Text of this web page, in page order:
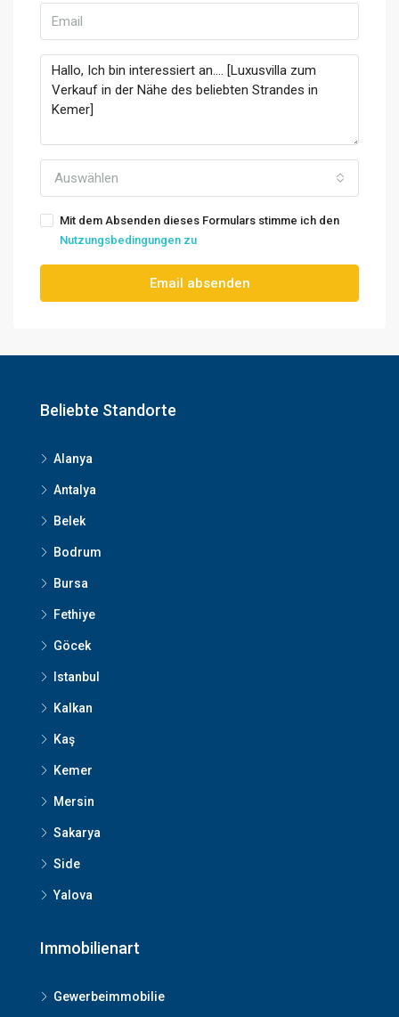
Auswählen
Mit dem Absenden dieses Formulars stimme ich den
Nutzungsbedingungen zu
Email absenden
Beliebte Standorte
Alanya
Antalya
Belek
Bodrum
Bursa
Fethiye
Göcek
Istanbul
Kalkan
Kaş
Kemer
Mersin
Sakarya
Side
Yalova
Immobilienart
Gewerbeimmobilie